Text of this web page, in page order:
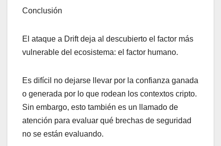
Conclusión
El ataque a Drift deja al descubierto el factor más
vulnerable del ecosistema: el factor humano.
Es difícil no dejarse llevar por la confianza ganada
o generada por lo que rodean los contextos cripto.
Sin embargo, esto también es un llamado de
atención para evaluar qué brechas de seguridad
no se están evaluando.